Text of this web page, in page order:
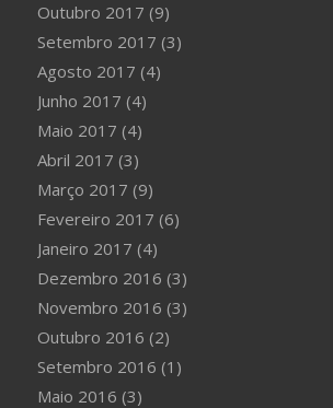
Outubro 2017 (9)
Setembro 2017 (3)
Agosto 2017 (4)
Junho 2017 (4)
Maio 2017 (4)
Abril 2017 (3)
Março 2017 (9)
Fevereiro 2017 (6)
Janeiro 2017 (4)
Dezembro 2016 (3)
Novembro 2016 (3)
Outubro 2016 (2)
Setembro 2016 (1)
Maio 2016 (3)